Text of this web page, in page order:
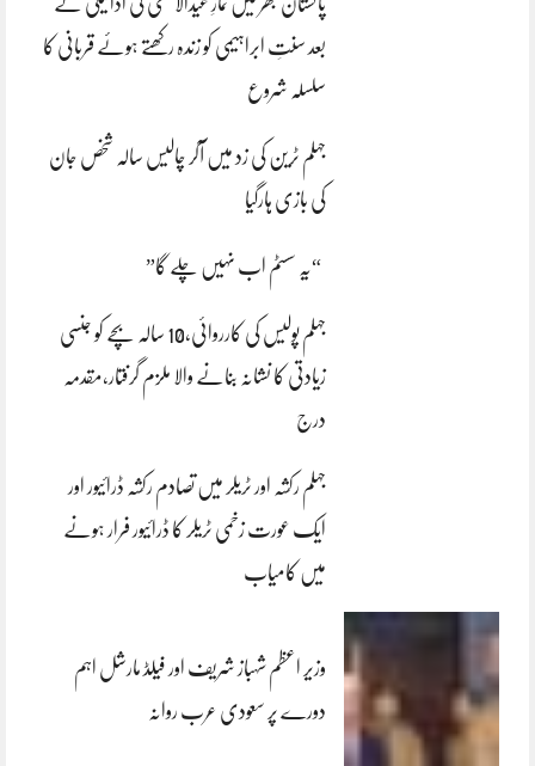
بعد سنتِ ابراہیمی کو زندہ رکھتے ہوئے قربانی کا
سلسلہ شروع
جہلم ٹرین کی زد میں آکر چالیس سالہ شخص جان
کی بازی ہارگیا
“یہ سسٹم اب نہیں چلے گا”
جہلم پولیس کی کارروائی،10 سالہ بچے کو جنسی
زیادتی کا نشانہ بنانے والا ملزم گرفتار،مقدمہ
درج
جہلم رکشہ اور ٹریلر میں تصادم رکشہ ڈرائیور اور
ایک عورت زخمی ٹریلر کا ڈرائیور فرار ہونے
میں کامیاب
وزیر اعظم شہباز شریف اور فیلڈ مارشل اہم
دورے پر سعودی عرب روانہ